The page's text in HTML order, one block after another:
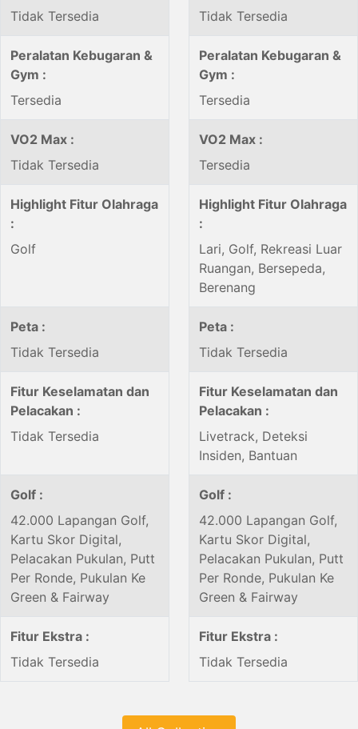
Tidak Tersedia
Tidak Tersedia
Peralatan Kebugaran &
Gym :
Tersedia
Peralatan Kebugaran &
Gym :
Tersedia
VO2 Max :
Tidak Tersedia
VO2 Max :
Tersedia
Highlight Fitur Olahraga
:
Golf
Highlight Fitur Olahraga
:
Lari, Golf, Rekreasi Luar
Ruangan, Bersepeda,
Berenang
Peta :
Tidak Tersedia
Peta :
Tidak Tersedia
Fitur Keselamatan dan
Pelacakan :
Tidak Tersedia
Fitur Keselamatan dan
Pelacakan :
Livetrack, Deteksi
Insiden, Bantuan
Golf :
42.000 Lapangan Golf,
Kartu Skor Digital,
Pelacakan Pukulan, Putt
Per Ronde, Pukulan Ke
Green & Fairway
Golf :
42.000 Lapangan Golf,
Kartu Skor Digital,
Pelacakan Pukulan, Putt
Per Ronde, Pukulan Ke
Green & Fairway
Fitur Ekstra :
Tidak Tersedia
Fitur Ekstra :
Tidak Tersedia